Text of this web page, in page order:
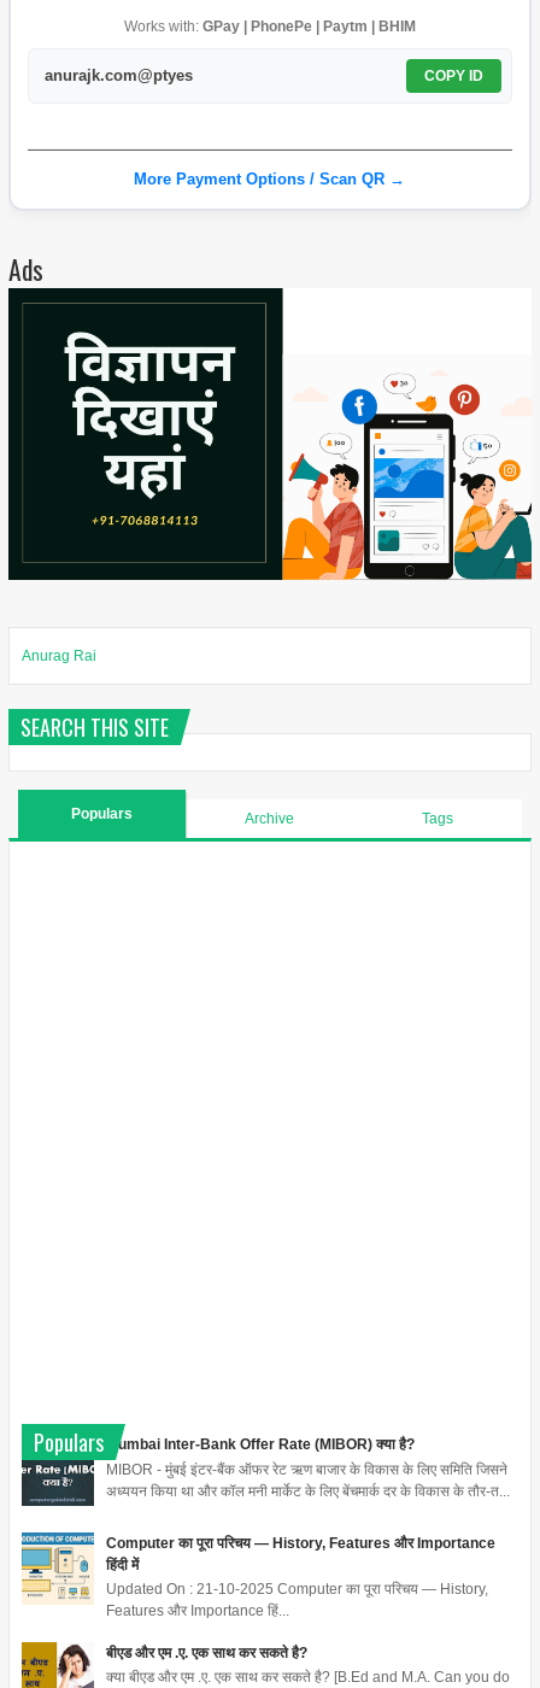
Works with: GPay | PhonePe | Paytm | BHIM
anurajk.com@ptyes COPY ID
More Payment Options / Scan QR →
Ads
Anurag Rai
SEARCH THIS SITE
Populars Archive Tags
Populars
Mumbai Inter-Bank Offer Rate (MIBOR) क्या है?
MIBOR - मुंबई इंटर-बैंक ऑफर रेट ऋण बाजार के विकास के लिए समिति जिसने
अध्ययन किया था और कॉल मनी मार्केट के लिए बेंचमार्क दर के विकास के तौर-त...
Computer का पूरा परिचय — History, Features और Importance
हिंदी में
Updated On : 21-10-2025 Computer का पूरा परिचय — History,
Features और Importance हिं...
बीएड और एम .ए. एक साथ कर सकते है?
क्या बीएड और एम .ए. एक साथ कर सकते है? [B.Ed and M.A. Can you do